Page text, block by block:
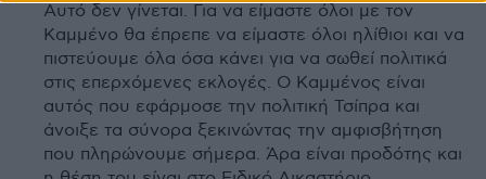
Αυτό δεν γίνεται. Για να είμαστε όλοι με τον
Καμμένο θα έπρεπε να είμαστε όλοι ηλίθιοι και να
πιστεύουμε όλα όσα κάνει για να σωθεί πολιτικά
στις επερχόμενες εκλογές. Ο Καμμένος είναι
αυτός που εφάρμοσε την πολιτική Τσίπρα και
άνοιξε τα σύνορα ξεκινώντας την αμφισβήτηση
που πληρώνουμε σήμερα. Άρα είναι προδότης και